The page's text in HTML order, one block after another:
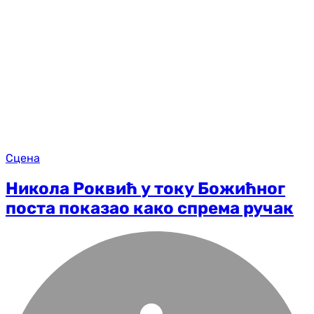
Сцена
Никола Роквић у току Божићног
поста показао како спрема ручак